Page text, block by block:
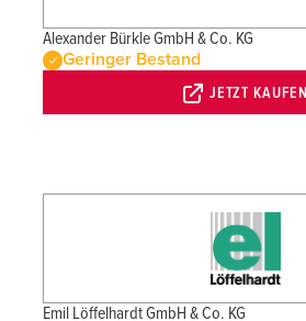
Alexander Bürkle GmbH & Co. KG
Geringer Bestand
JETZT KAUFEN
Emil Löffelhardt GmbH & Co. KG